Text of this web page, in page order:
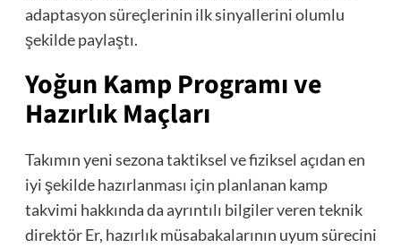
adaptasyon süreçlerinin ilk sinyallerini olumlu
şekilde paylaştı.
Yoğun Kamp Programı ve
Hazırlık Maçları
Takımın yeni sezona taktiksel ve fiziksel açıdan en
iyi şekilde hazırlanması için planlanan kamp
takvimi hakkında da ayrıntılı bilgiler veren teknik
direktör Er, hazırlık müsabakalarının uyum sürecini